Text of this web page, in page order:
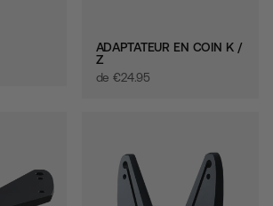
ADAPTATEUR EN COIN K /
Z
de€‎24.95